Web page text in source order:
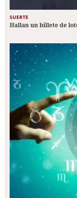
SUERTE
Hallan un billete de